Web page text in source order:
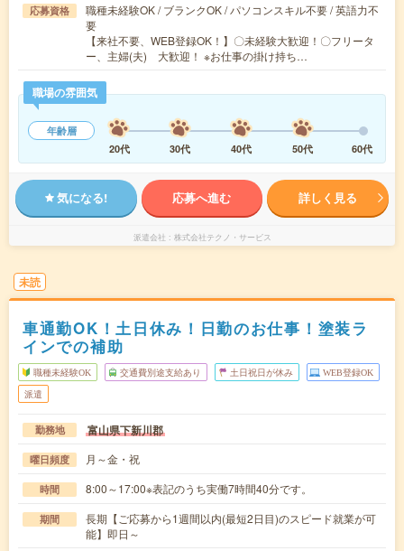
応募資格
職種未経験OK / ブランクOK / パソコンスキル不要 / 英語力不
要
【来社不要、WEB登録OK！】〇未経験大歓迎！〇フリータ
ー、主婦(夫) 大歓迎！ ※お仕事の掛け持ち…
職場の雰囲気
年齢層
20代
30代 40代 50代 60代
気になる! 応募へ進む 詳しく見る
派遣会社 株式会社テクノ・サービス
未読
車通勤OK！土日休み！日勤のお仕事！塗装ラ
インでの補助
職種未経験OK 交通費別途支給あり 土日祝日が休み WEB登録OK
派遣
勤務地 富山県下新川郡
曜日頻度 月～金・祝
時間 8:00～17:00※表記のうち実働7時間40分です。
期間
長期【ご応募から1週間以内(最短2日目)のスピード就業が可
能】即日～